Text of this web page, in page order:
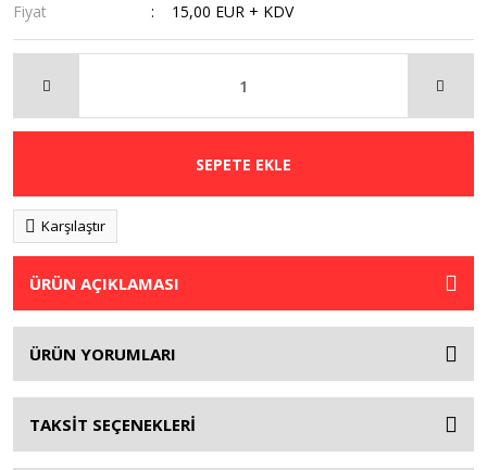
Fiyat
15,00 EUR + KDV
SEPETE EKLE
Karşılaştır
ÜRÜN AÇIKLAMASI
ÜRÜN YORUMLARI
TAKSİT SEÇENEKLERİ